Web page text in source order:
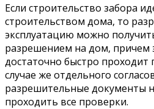
Если строительство забора
строительством дома, то
эксплуатацию можно
разрешением на дом, причем
достаточно быстро проходит
случае же отдельного
разрешительные документы
проходить все проверки.